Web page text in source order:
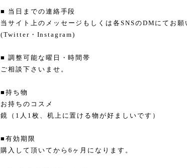
■ 当日までの連絡手段
当サイト上のメッセージもしくは各SNSのDMにてお願
(Twitter・Instagram)
■ 調整可能な曜日・時間帯
ご相談下さいませ。
■持ち物
お持ちのコスメ
鏡（1人1枚、机上に置ける物が好ましいです）
■有効期限
購入して頂いてから6ヶ月になります。